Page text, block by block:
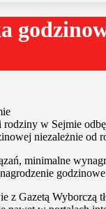
w Sejmie
niezależnie
minimalne
Gazetą Wyborczą